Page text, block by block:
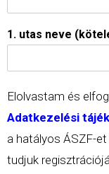
1. utas neve
Elolvastam és
Adatkezelési
a hatályos ÁSZF-
tudjuk